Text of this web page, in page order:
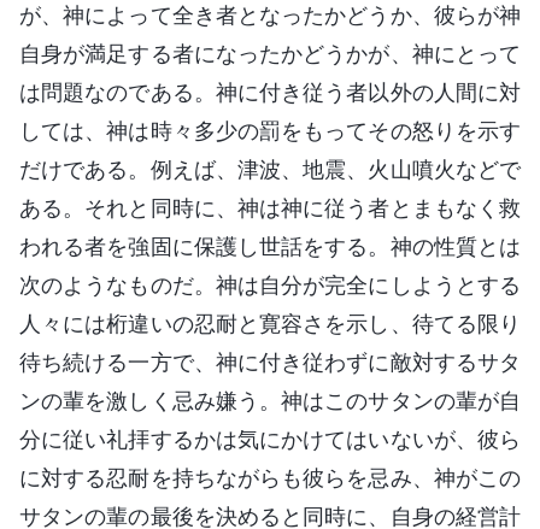
が、神によって全き者となったかどうか、彼らが神
自身が満足する者になったかどうかが、神にとって
は問題なのである。神に付き従う者以外の人間に対
しては、神は時々多少の罰をもってその怒りを示す
だけである。例えば、津波、地震、火山噴火などで
ある。それと同時に、神は神に従う者とまもなく救
われる者を強固に保護し世話をする。神の性質とは
次のようなものだ。神は自分が完全にしようとする
人々には桁違いの忍耐と寛容さを示し、待てる限り
待ち続ける一方で、神に付き従わずに敵対するサタ
ンの輩を激しく忌み嫌う。神はこのサタンの輩が自
分に従い礼拝するかは気にかけてはいないが、彼ら
に対する忍耐を持ちながらも彼らを忌み、神がこの
サタンの輩の最後を決めると同時に、自身の経営計